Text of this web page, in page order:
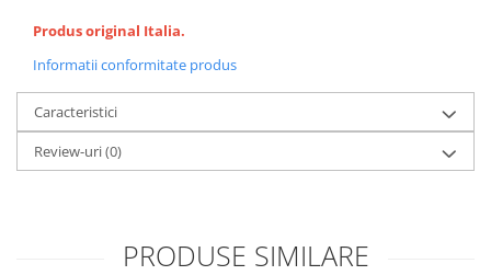
Produs original Italia.
Informatii conformitate produs
Caracteristici
Review-uri(0)
PRODUSE SIMILARE